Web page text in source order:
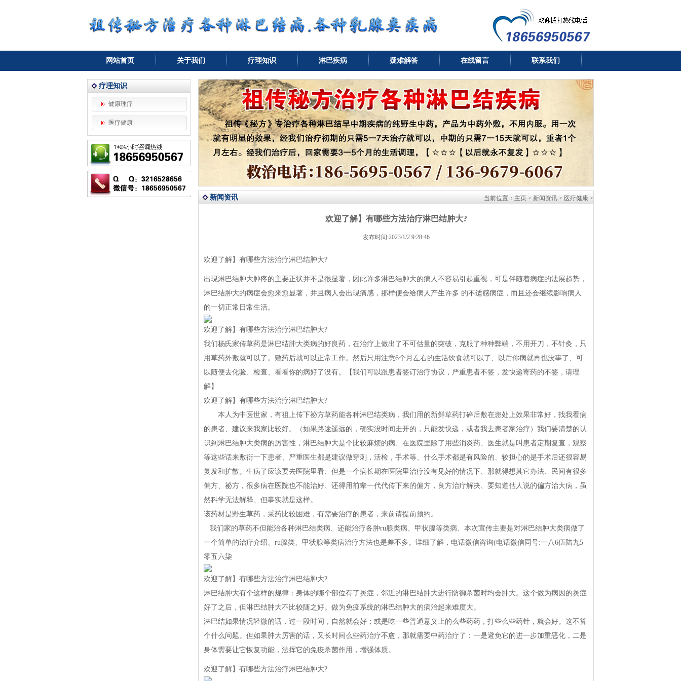
网站首页 关于我们 疗理知识 淋巴疾病 疑难解答 在线留言 联系我们
疗理知识
健康理疗
医疗健康
新闻资讯 当前位置： 主页 > 新闻资讯 > 医疗健康 >
欢迎了解】有哪些方法治疗淋巴结肿大?​
发布时间:2023/1/2 9:28:46
欢迎了解】有哪些方法治疗淋巴结肿大?
出現淋巴结肿大肿疼的主要正状并不是很显著，因此许多淋巴结肿大的病人不容易引起重视，可是伴随着病症的法展趋势，
淋巴结肿大的病症会愈来愈显著，并且病人会出現痛感，那样便会给病人产生许多 的不适感病症，而且还会继续影响病人
的一切正常日常生活。
欢迎了解】有哪些方法治疗淋巴结肿大?
我们杨氏家传草药是淋巴结肿大类病的好良药，在治疗上做出了不可估量的突破，克服了种种弊端，不用开刀，不针灸，只
用草药外敷就可以了。敷药后就可以正常工作。然后只用注意6个月左右的生活饮食就可以了、以后你病就再也没事了、可
以随便去化验、检查、看看你的病好了没有。【我们可以跟患者签订治疗协议，严重患者不签，发快递寄药的不签，请理
解】
欢迎了解】有哪些方法治疗淋巴结肿大?
本人为中医世家，有祖上传下祕方草药能各种淋巴结类病，我们用的新鲜草药打碎后敷在患处上效果非常好，找我看病
的患者、建议来我家比较好。（如果路途遥远的，确实没时间走开的，只能发快递，或者我去患者家治疗）我们要清楚的认
识到淋巴结肿大类病的厉害性，淋巴结肿大是个比较麻烦的病、在医院里除了用些消炎药、医生就是叫患者定期复查，观察
等这些话来敷衍一下患者、严重医生都是建议做穿刺，活检，手术等、什么手术都是有风险的、较担心的是手术后还很容易
复发和扩散。生病了应该要去医院里看、但是一个病长期在医院里治疗没有见好的情况下、那就得想其它办法、民间有很多
偏方、祕方，很多病在医院也不能治好、还得用前辈一代代传下来的偏方，良方治疗解决、要知道估人说的偏方治大病，虽
然科学无法解释、但事实就是这样。
该药材是野生草药，采药比较困难，有需要治疗的患者，来前请提前预约。
我们家的草药不但能治各种淋巴结类病、还能治疗各肿ru腺类病、甲状腺等类病、本次宣传主要是对淋巴结肿大类病做了
一个简单的治疗介绍、ru腺类、甲状腺等类病治疗方法也是差不多。详细了解，电话微信咨询(电话微信同号:一八6伍陆九5
零五六柒
欢迎了解】有哪些方法治疗淋巴结肿大?
淋巴结肿大有个这样的规律：身体的哪个部位有了炎症，邻近的淋巴结肿大进行防御杀菌时均会肿大。这个做为病因的炎症
好了之后，但淋巴结肿大不比较随之好。做为免疫系统的淋巴结肿大的病治起来难度大。
淋巴结如果情况轻微的话，过一段时间，自然就会好；或是吃一些普通意义上的么些药药，打些么些药针，就会好。这不算
个什么问题。但如果肿大厉害的话，又长时间么些药治疗不愈，那就需要中药治疗了：一是避免它的进一步加重恶化，二是
身体需要让它恢复功能，法挥它的免疫杀菌作用，增强体质。
欢迎了解】有哪些方法治疗淋巴结肿大?